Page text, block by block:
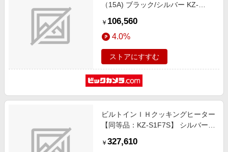
金融・マネー・保険
デジタルコンテンツ
ビジネス・その他サービス
Samsung ボーナスキャンペーン
週末の高還元 夏の長期版
（15A) ブラック/シルバー KZ-
￥ 106,560
4.0%
ストアにすすむ
ビルトインＩＨクッキングヒーター
【同等品：KZ-S1F7S】 シルバー
￥ 327,610